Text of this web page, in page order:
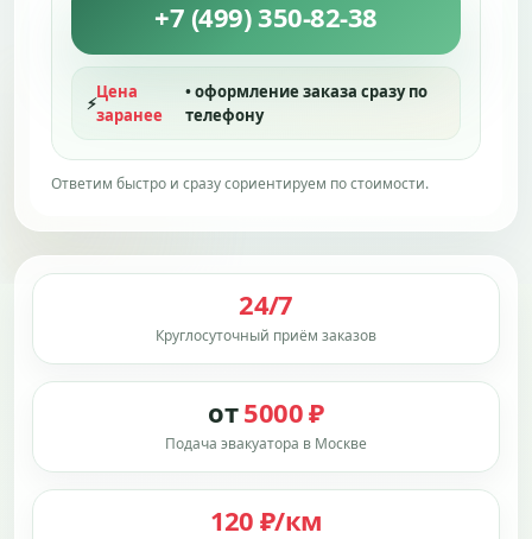
+7 (499) 350-82-38
⚡
Цена
заранее
• оформление заказа сразу по
телефону
Ответим быстро и сразу сориентируем по стоимости.
24/7
Круглосуточный приём заказов
от5000 ₽
Подача эвакуатора в Москве
120 ₽/км